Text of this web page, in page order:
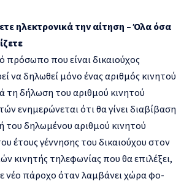
ηλεκτρονικά την αίτηση – Όλα όσα
πρόσωπο που είναι δικαιούχος
να δηλωθεί μόνο ένας αριθμός κινητού
τη δήλωση του αριθμού κινητού
ενημερώνεται ότι θα γίνει διαβίβαση
του δηλωμένου αριθμού κινητού
έτους γέννησης του δικαιούχου στον
κινητής τηλεφωνίας που θα επιλέξει,
νέο πάροχο όταν λαμβάνει χώρα φο-